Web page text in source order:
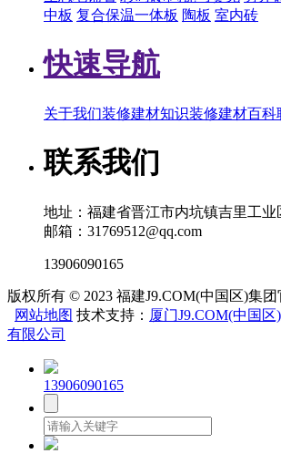
中板 复合保温一体板 陶板 室内砖
快速导航
关于我们装修建材知识装修建材百科
联系我们
地址：福建省晋江市内坑镇吉里工业
邮箱：31769512@qq.com
13906090165
版权所有 © 2023 福建J9.COM(中国区)集
网站地图 技术支持： 厦门J9.COM(中国
有限公司
13906090165